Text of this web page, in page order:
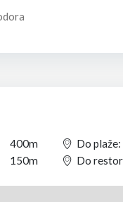
400m
Do plaže:
150m Do